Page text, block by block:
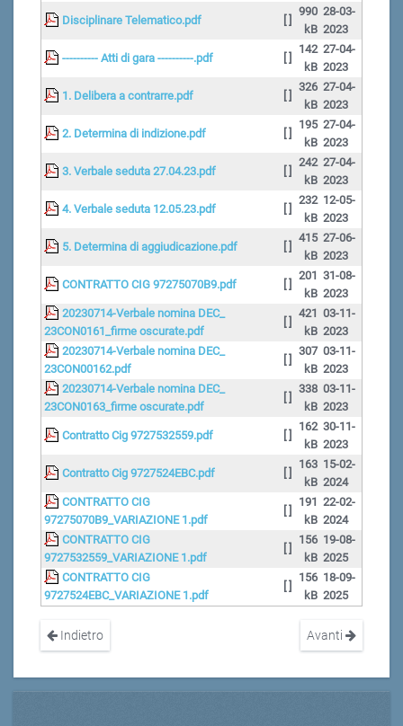
Disciplinare Telematico.pdf
990
kB
28-03-
2023
---------- Atti di gara ----------.pdf
142
kB
27-04-
2023
1. Delibera a contrarre.pdf
326
kB
27-04-
2023
2. Determina di indizione.pdf
195
kB
27-04-
2023
3. Verbale seduta 27.04.23.pdf
242
kB
27-04-
2023
4. Verbale seduta 12.05.23.pdf
232
kB
12-05-
2023
5. Determina di aggiudicazione.pdf
415
kB
27-06-
2023
CONTRATTO CIG 97275070B9.pdf
201
kB
31-08-
2023
20230714-Verbale nomina DEC_
23CON0161_firme oscurate.pdf
421
kB
03-11-
2023
20230714-Verbale nomina DEC_
23CON00162.pdf
307
kB
03-11-
2023
20230714-Verbale nomina DEC_
23CON0163_firme oscurate.pdf
338
kB
03-11-
2023
Contratto Cig 9727532559.pdf
162
kB
30-11-
2023
Contratto Cig 9727524EBC.pdf
163
kB
15-02-
2024
CONTRATTO CIG
97275070B9_VARIAZIONE 1.pdf
191
kB
22-02-
2024
CONTRATTO CIG
9727532559_VARIAZIONE 1.pdf
156
kB
19-08-
2025
CONTRATTO CIG
9727524EBC_VARIAZIONE 1.pdf
156
kB
18-09-
2025
Indietro Avanti